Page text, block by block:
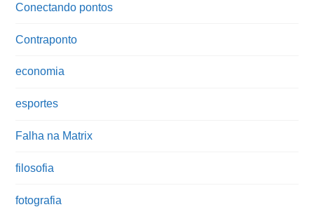
Conectando pontos
Contraponto
economia
esportes
Falha na Matrix
filosofia
fotografia